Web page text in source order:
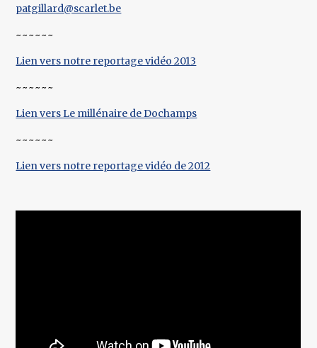
patgillard@scarlet.be
~~~~~~
Lien vers notre reportage vidéo 2013
~~~~~~
Lien vers Le millénaire de Dochamps
~~~~~~
Lien vers notre reportage vidéo de 2012